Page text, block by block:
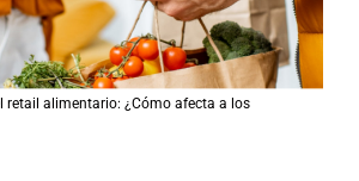
retail alimentario: ¿Cómo afecta a los